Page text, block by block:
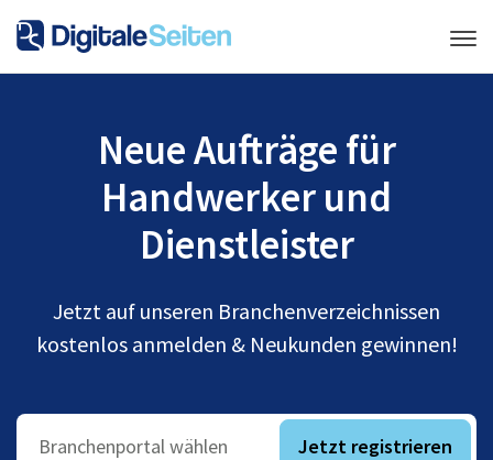
Neue Aufträge für
Handwerker und
Dienstleister
Jetzt auf unseren Branchenverzeichnissen
kostenlos anmelden & Neukunden gewinnen!
Branchenportal wählen Jetzt registrieren